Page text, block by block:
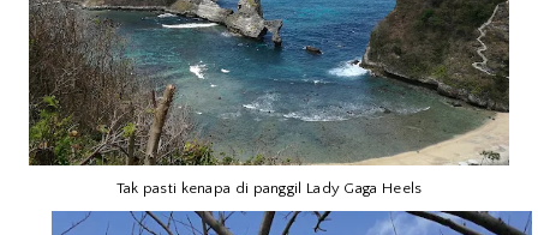
Tak pasti kenapa di panggil Lady Gaga Heels